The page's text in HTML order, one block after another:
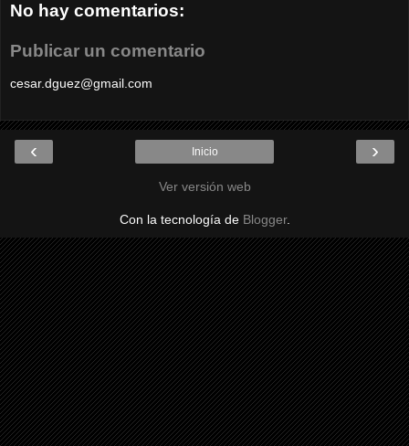
No hay comentarios:
Publicar un comentario
cesar.dguez@gmail.com
‹ ›
Inicio
Ver versión web
Con la tecnología de Blogger.